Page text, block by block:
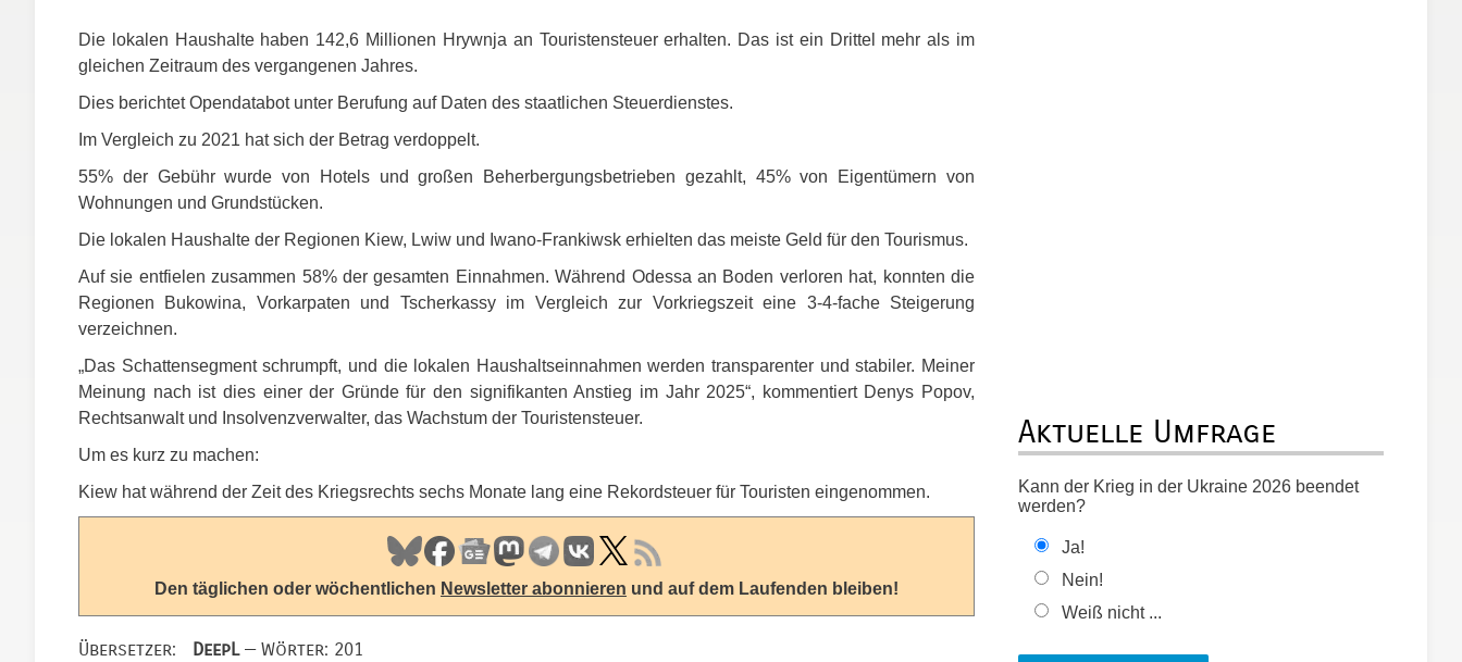
Die lokalen Haushalte haben 142,6 Millionen Hrywnja an Touristensteuer erhalten. Das ist ein Drittel mehr als im
gleichen Zeitraum des vergangenen Jahres.
Dies berichtet Opendatabot unter Berufung auf Daten des staatlichen Steuerdienstes.
Im Vergleich zu 2021 hat sich der Betrag verdoppelt.
55% der Gebühr wurde von Hotels und großen Beherbergungsbetrieben gezahlt, 45% von Eigentümern von
Wohnungen und Grundstücken.
Die lokalen Haushalte der Regionen Kiew, Lwiw und Iwano-Frankiwsk erhielten das meiste Geld für den Tourismus.
Auf sie entfielen zusammen 58% der gesamten Einnahmen. Während Odessa an Boden verloren hat, konnten die
Regionen Bukowina, Vorkarpaten und Tscherkassy im Vergleich zur Vorkriegszeit eine 3-4-fache Steigerung
verzeichnen.
„Das Schattensegment schrumpft, und die lokalen Haushaltseinnahmen werden transparenter und stabiler. Meiner
Meinung nach ist dies einer der Gründe für den signifikanten Anstieg im Jahr 2025“, kommentiert Denys Popov,
Rechtsanwalt und Insolvenzverwalter, das Wachstum der Touristensteuer.
Um es kurz zu machen:
Kiew hat während der Zeit des Kriegsrechts sechs Monate lang eine Rekordsteuer für Touristen eingenommen.
Den täglichen oder wöchentlichen Newsletter abonnieren und auf dem Laufenden bleiben!
Übersetzer: DeepL— Wörter: 201
Aktuelle Umfrage
Kann der Krieg in der Ukraine 2026 beendet
werden?
Ja!
Nein!
Weiß nicht ...